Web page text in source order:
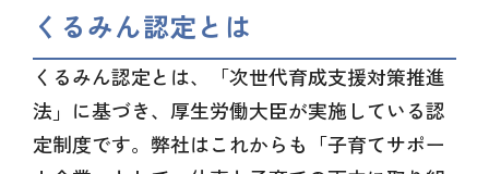
くるみん認定とは
くるみん認定とは、「次世代育成支援対策推進
法」に基づき、厚生労働大臣が実施している認
定制度です。弊社はこれからも「子育てサポー